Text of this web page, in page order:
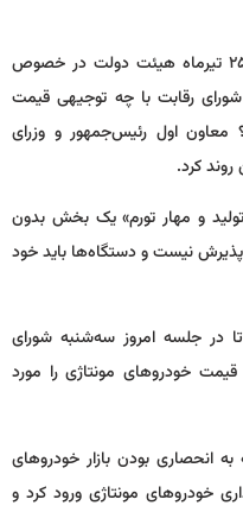
به گزارش فارس، رئیس‌جمهور در جلسه ۲۵ تیرماه هیئت دولت در خصوص
رقابت با چه توجیهی قیمت
معاون اول رئیس‌جمهور و وزرای
کرد.
و مهار تورم» یک بخش بدون
پذیرش نیست و دستگاه‌ها باید خود
در جلسه امروز سه‌شنبه شورای
خودروهای مونتاژی را مورد
انحصاری بودن بازار خودروهای
خودروهای مونتاژ‌ی ورود کرد و